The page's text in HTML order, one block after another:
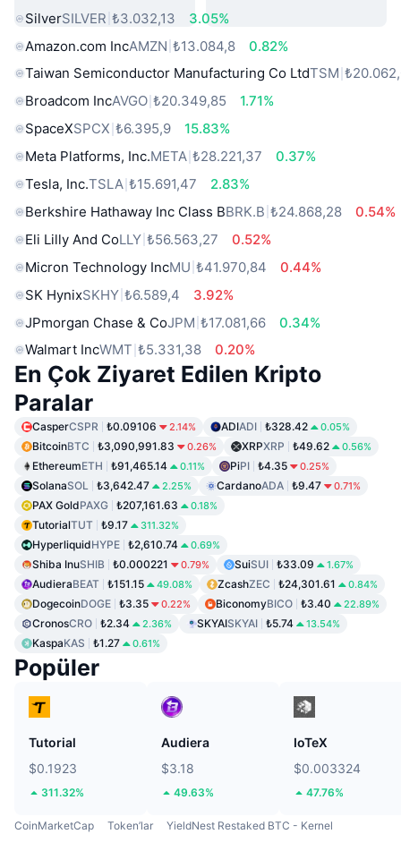
SilverSILVER ₺3.032,13
3.05%
Amazon.com IncAMZN ₺13.084,8
0.82%
Taiwan Semiconductor Manufacturing Co LtdTSM
Broadcom IncAVGO ₺20.349,85
1.71%
SpaceXSPCX ₺6.395,9
15.83%
Meta Platforms, Inc.META ₺28.221,37
0.37%
Tesla, Inc.TSLA ₺15.691,47
2.83%
Berkshire Hathaway Inc Class BBRK.B ₺24.868,28
0.54%
Eli Lilly And CoLLY ₺56.563,27
0.52%
Micron Technology IncMU ₺41.970,84
0.44%
SK HynixSKHY ₺6.589,4
3.92%
JPmorgan Chase & CoJPM ₺17.081,66
0.34%
Walmart IncWMT ₺5.331,38 0.20%
En Çok Ziyaret Edilen Kripto
Paralar
CasperCSPR ₺0.09106 2.14% ADIADI ₺328.42 0.05%
BitcoinBTC ₺3,090,991.83 0.26% XRPXRP ₺49.62 0.56%
EthereumETH ₺91,465.14 0.11% PiPI ₺4.35 0.25%
SolanaSOL ₺3,642.47 2.25% CardanoADA ₺9.47 0.71%
PAX GoldPAXG ₺207,161.63 0.18%
TutorialTUT ₺9.17 311.32%
HyperliquidHYPE ₺2,610.74 0.69%
Shiba InuSHIB ₺0.000221 0.79% SuiSUI ₺33.09 1.67%
AudieraBEAT ₺151.15 49.08% ZcashZEC ₺24,301.61 0.84%
DogecoinDOGE ₺3.35 0.22% BiconomyBICO ₺3.40 22.89%
CronosCRO ₺2.34 2.36% SKYAISKYAI ₺5.74 13.54%
KaspaKAS ₺1.27 0.61%
Popüler
Tutorial
$0.1923
311.32%
Audiera
$3.18
49.63%
IoTeX
$0.003324
47.76%
CoinMarketCap Token’lar YieldNest Restaked BTC - Kernel